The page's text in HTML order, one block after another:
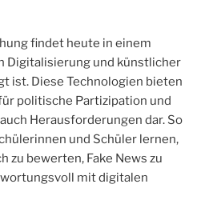
findet heute in einem
Digitalisierung und künstlicher
ist. Diese Technologien bieten
politische Partizipation und
Herausforderungen dar. So
und Schüler lernen,
zu bewerten, Fake News zu
mit digitalen